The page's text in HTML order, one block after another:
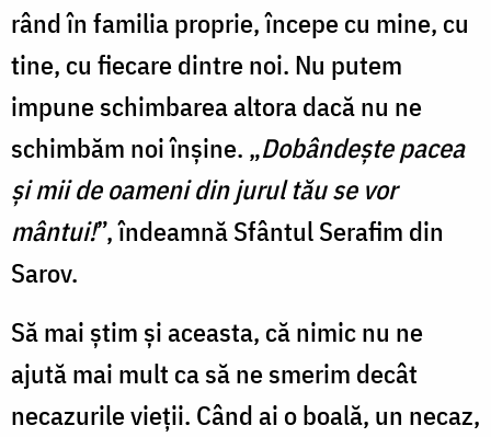
rând în familia proprie, începe cu mine, cu
tine, cu fiecare dintre noi. Nu putem
impune schimbarea altora dacă nu ne
schimbăm noi înșine. „Dobândeşte pacea
şi mii de oameni dinjurul tăuse vor
mântui!”, îndeamnă Sfântul Serafim din
Sarov.
Să mai știm și aceasta, că nimic nu ne
ajută mai mult ca să ne smerim decât
necazurile vieții. Când ai o boală, un necaz,